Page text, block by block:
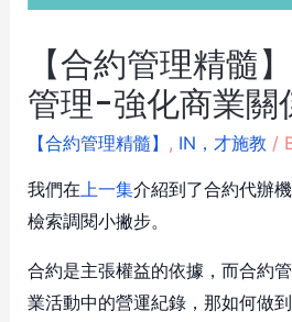
【合約管理精髓
管理-強化商業關
【合約管理精髓】 , IN，才施教 /
我們在上一集介紹到了合約代辦
檢索調閱小撇步。
合約是主張權益的依據，而合約
業活動中的營運紀錄，那如何做